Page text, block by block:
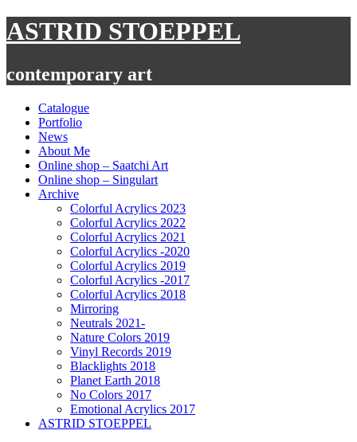
Skip
to
ASTRID STOEPPEL
contemporary art
Catalogue
Portfolio
News
About Me
Online shop – Saatchi Art
Online shop – Singulart
Archive
Colorful Acrylics 2023
Colorful Acrylics 2022
Colorful Acrylics 2021
Colorful Acrylics -2020
Colorful Acrylics 2019
Colorful Acrylics -2017
Colorful Acrylics 2018
Mirroring
Neutrals 2021-
Nature Colors 2019
Vinyl Records 2019
Blacklights 2018
Planet Earth 2018
No Colors 2017
Emotional Acrylics 2017
ASTRID STOEPPEL